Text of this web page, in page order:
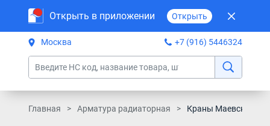
Открыть в приложении Открыть
Москва +7 (916) 5446324
Главная Арматура радиаторная Краны Маевского